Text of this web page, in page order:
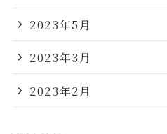
2023年5月
2023年3月
2023年2月